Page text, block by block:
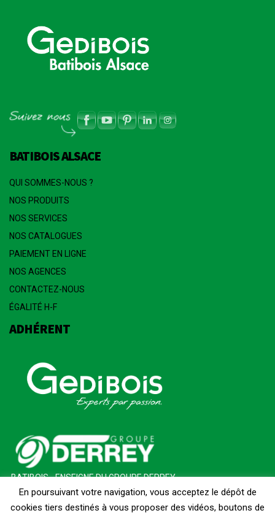
BATIBOIS ALSACE
QUI SOMMES-NOUS ?
NOS PRODUITS
NOS SERVICES
NOS CATALOGUES
PAIEMENT EN LIGNE
NOS AGENCES
CONTACTEZ-NOUS
ÉGALITÉ H-F
ADHÉRENT
BATIBOIS - ENSEIGNE DU GROUPE DERREY
En poursuivant votre navigation, vous acceptez le dépôt de
cookies tiers destinés à vous proposer des vidéos, boutons de